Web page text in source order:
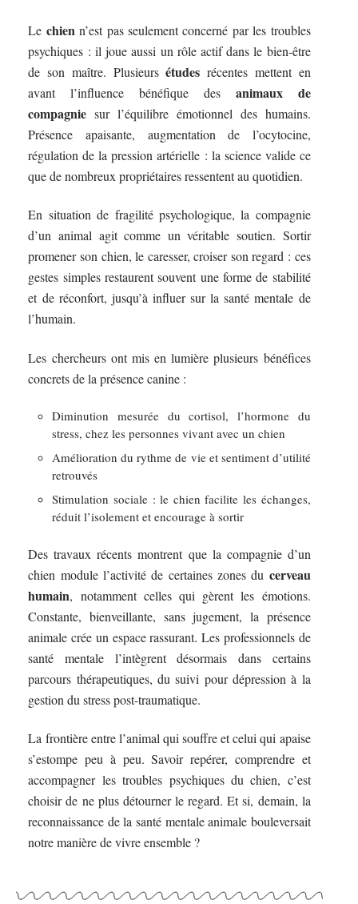
Le chien n’est pas seulement concerné par les troubles
psychiques : il joue aussi un rôle actif dans le bien-être
de son maître. Plusieursétudes récentes mettent en
avant l’influence bénéfique des animaux de
compagnie sur l’équilibre émotionnel des humains.
Présence apaisante, augmentation de l’ocytocine,
régulation de la pression artérielle : la science valide ce
que de nombreux propriétaires ressentent au quotidien.
En situation de fragilité psychologique, la compagnie
d’un animal agit comme un véritable soutien. Sortir
promener son chien, le caresser, croiser son regard : ces
gestes simples restaurent souvent une forme de stabilité
et de réconfort, jusqu’à influer sur la santé mentale de
l’humain.
Les chercheurs ont mis en lumière plusieurs bénéfices
concrets de la présence canine :
Diminution mesurée du cortisol, l’hormone du
stress, chez les personnes vivant avec un chien
Amélioration du rythme de vie et sentiment d’utilité
retrouvés
Stimulation sociale : le chien facilite les échanges,
réduit l’isolement et encourage à sortir
Des travaux récents montrent que la compagnie d’un
chien module l’activité de certaines zones du cerveau
humain, notamment celles qui gèrent les émotions.
Constante, bienveillante, sans jugement, la présence
animale crée un espace rassurant. Les professionnels de
santé mentale l’intègrent désormais dans certains
parcours thérapeutiques, du suivi pour dépression à la
gestion du stress post-traumatique.
La frontière entre l’animal qui souffre et celui qui apaise
s’estompe peu à peu. Savoir repérer, comprendre et
accompagner les troubles psychiques du chien, c’est
choisir de ne plus détourner le regard. Et si, demain, la
reconnaissance de la santé mentale animale bouleversait
notre manière de vivre ensemble ?